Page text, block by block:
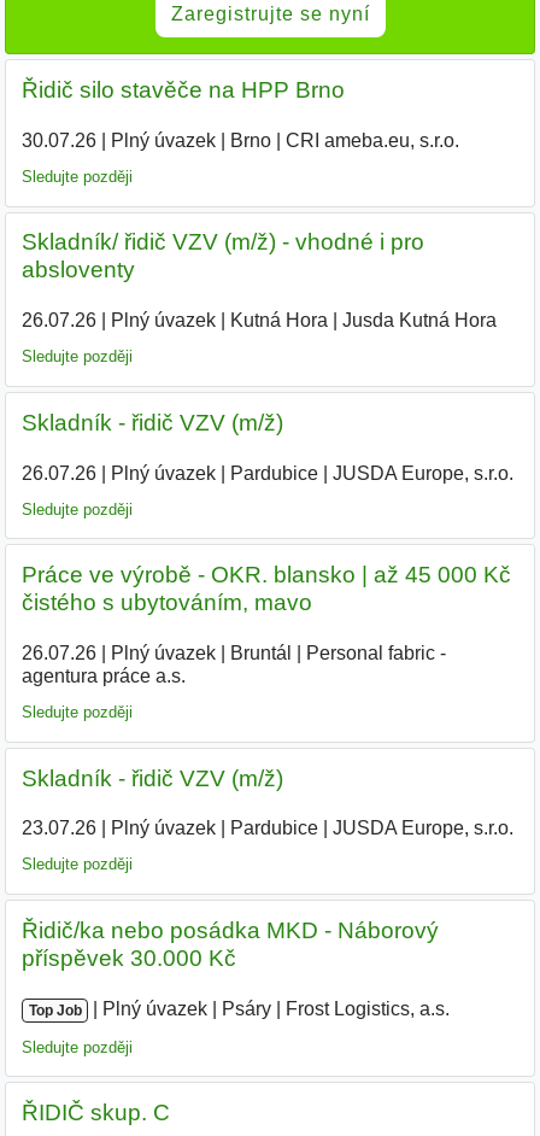
Zaregistrujte se nyní
Řidič silo stavěče na HPP Brno
30.07.26| Plný úvazek| Brno| CRI ameba.eu, s.r.o.
Sledujte později
Skladník/ řidič VZV (m/ž) - vhodné i pro
absloventy
26.07.26| Plný úvazek| Kutná Hora Jusda Kutná Hora
Sledujte později
Skladník - řidič VZV (m/ž)
26.07.26| Plný úvazek| Pardubice| JUSDA Europe, s.r.o.
Sledujte později
Práce ve výrobě - OKR. blansko | až 45 000 Kč
čistého s ubytováním, mavo
26.07.26| Plný úvazek| Bruntál
Personal fabric -
agentura práce a.s.
Sledujte později
Skladník - řidič VZV (m/ž)
23.07.26| Plný úvazek| Pardubice| JUSDA Europe, s.r.o.
Sledujte později
Řidič/ka nebo posádka MKD - Náborový
příspěvek 30.000 Kč
Top Job Plný úvazek Psáry Frost Logistics, a.s.
Sledujte později
ŘIDIČ skup. C